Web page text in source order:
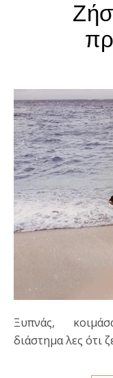
Ξυπνάς, κοιμάσαι, ξαναξυπνάς.Το ενδιάμεσο
διάστημα λες ότι